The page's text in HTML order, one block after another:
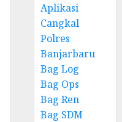
Aplikasi
Cangkal
Polres
Banjarbaru
Bag Log
Bag Ops
Bag Ren
Bag SDM